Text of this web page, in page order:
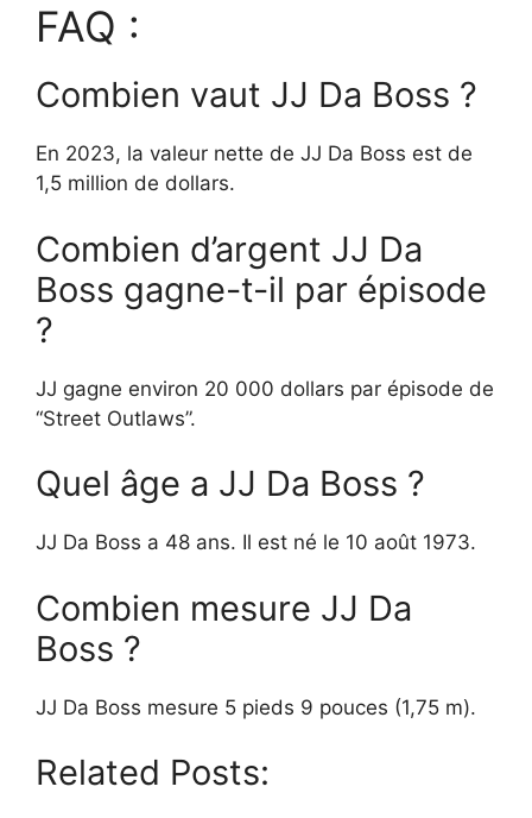
FAQ :
Combien vaut JJ Da Boss ?
En 2023, la valeur nette de JJ Da Boss est de
1,5 million de dollars.
Combien d’argent JJ Da
Boss gagne-t-il par épisode
?
JJ gagne environ 20 000 dollars par épisode de
“Street Outlaws”.
Quel âge a JJ Da Boss ?
JJ Da Boss a 48 ans. Il est né le 10 août 1973.
Combien mesure JJ Da
Boss ?
JJ Da Boss mesure 5 pieds 9 pouces (1,75 m).
Related Posts: